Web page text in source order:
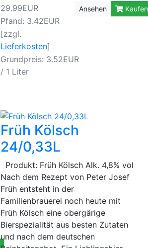
29.99EUR
Pfand: 3.42EUR
[zzgl.
Lieferkosten]
Grundpreis: 3.52EUR
/ 1 Liter
Ansehen Kaufen
Früh Kölsch
24/0,33L
Produkt: Früh Kölsch Alk. 4,8% vol
Nach dem Rezept von Peter Josef
Früh entsteht in der
Familienbrauerei noch heute mit
Früh Kölsch eine obergärige
Bierspezialität aus besten Zutaten
und nach dem deutschen